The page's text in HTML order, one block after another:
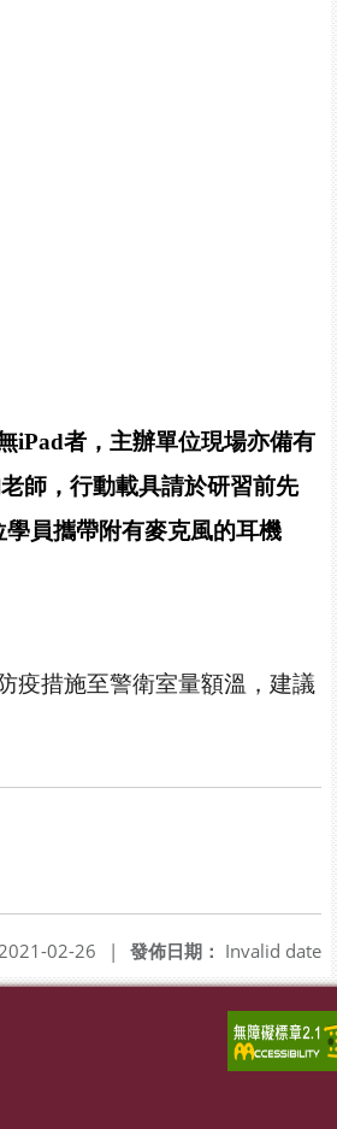
iPad者，主辦單位現場亦備有
師，行動載具請於研習前先
學員攜帶附有麥克風的耳機
疫措施至警衛室量額溫，建議
發佈日期： Invalid date
02-26 |